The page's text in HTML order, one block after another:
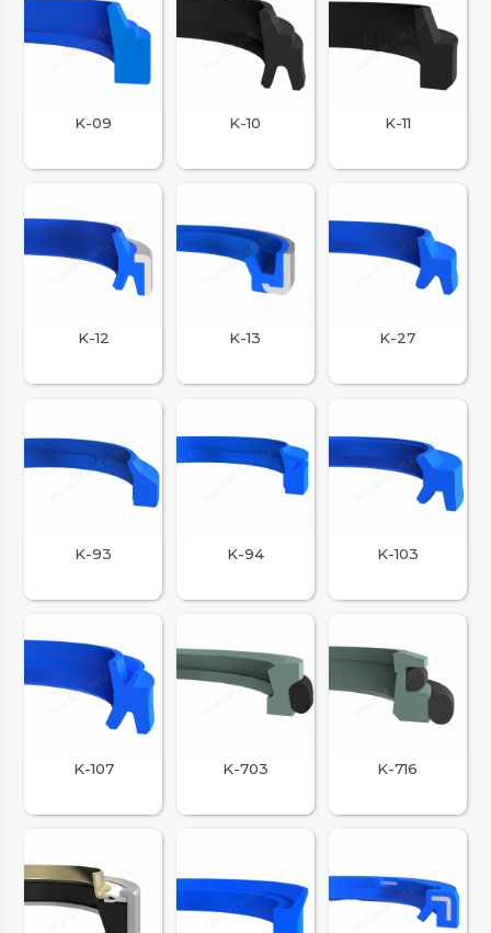
K-09 K-10 K-11
K-12 K-13 K-27
K-93 K-94 K-103
K-107 K-703 K-716